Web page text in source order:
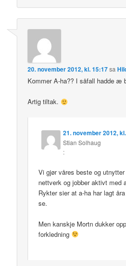
20. november 2012, kl. 15:17sa
Kommer A-ha?? I såfall hadde æ
Artig tiltak.
21. november 2012,
Stian Solhaug
:
Vi gjør våres beste og
nettverk og jobber aktivt med
Rykter sier at a-ha har lagt
se.
Men kanskje Mortn dukker
forkledning